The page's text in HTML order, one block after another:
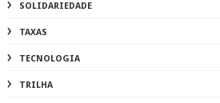
SOLIDARIEDADE
TAXAS
TECNOLOGIA
TRILHA